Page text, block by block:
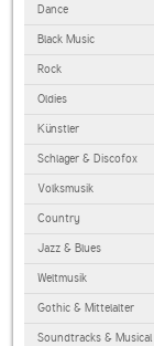
Dance
Black Music
Rock
Oldies
Künstler
Schlager & Discofox
Volksmusik
Country
Jazz & Blues
Weltmusik
Gothic & Mittelalter
Soundtracks & Musical